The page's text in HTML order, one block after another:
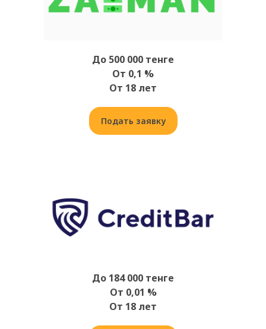
До 500 000 тенге
От 0,1 %
От 18 лет
Подать заявку
До 184 000 тенге
От 0,01 %
От 18 лет